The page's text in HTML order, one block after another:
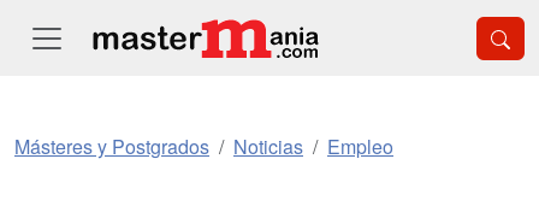
Másteres y Postgrados Noticias Empleo